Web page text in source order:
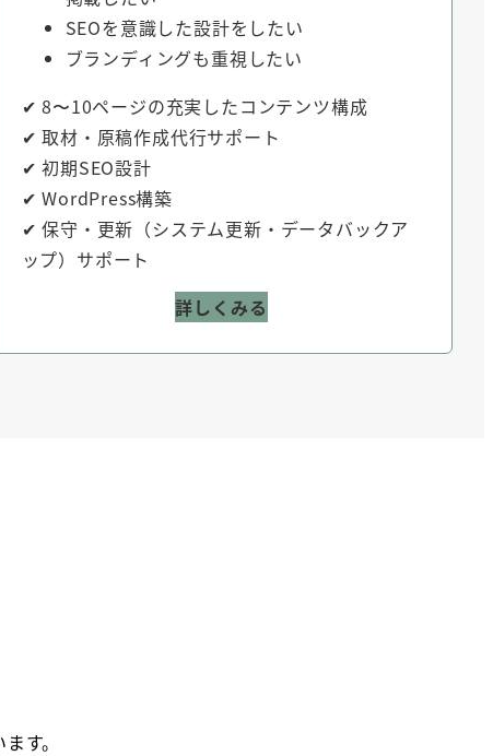
SEOを意識した設計をしたい
ブランディングも重視したい
✔ 8〜10ページの充実したコンテンツ構成
✔ 取材・原稿作成代行サポート
✔ 初期SEO設計
✔ WordPress構築
✔ 保守・更新（システム更新・データバックア
ップ）サポート
詳しくみる
す。